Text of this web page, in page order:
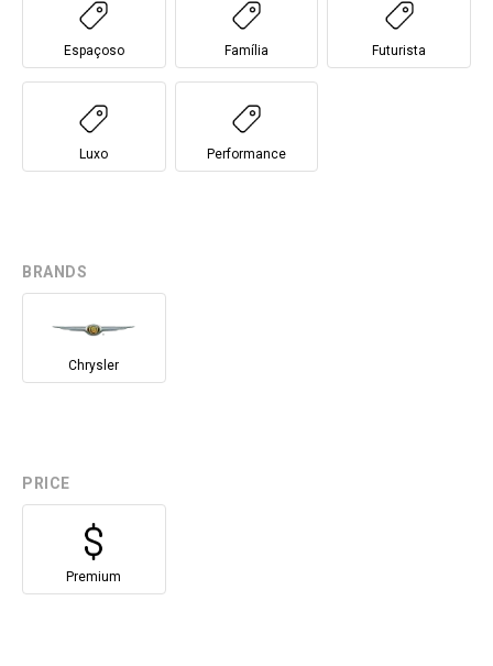
Espaçoso Família Futurista
Luxo Performance
BRANDS
Chrysler
PRICE
Premium